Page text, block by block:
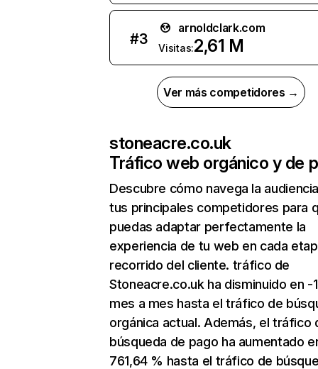
#3
arnoldclark.com
Visitas:2,61 M
Ver más competidores →
stoneacre.co.uk
Tráfico web orgánico y de
Descubre cómo navega la
tus principales competidores para
puedas adaptar perfectamente la
experiencia de tu web en cada
recorrido del cliente. tráfico de
Stoneacre.co.uk ha disminuido en -
mes a mes hasta el tráfico de
orgánica actual. Además, el tráfico
búsqueda de pago ha aumentado
761,64 % hasta el tráfico de